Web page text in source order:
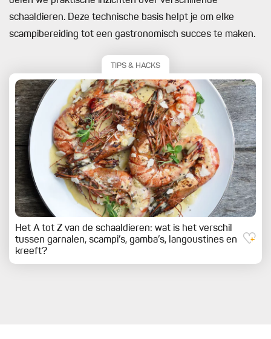
schaaldieren. Deze technische basis helpt je om elke
scampibereiding tot een gastronomisch succes te maken.
TIPS & HACKS
Het A tot Z van de schaaldieren: wat is het verschil
tussen garnalen, scampi’s, gamba’s, langoustines en
kreeft?